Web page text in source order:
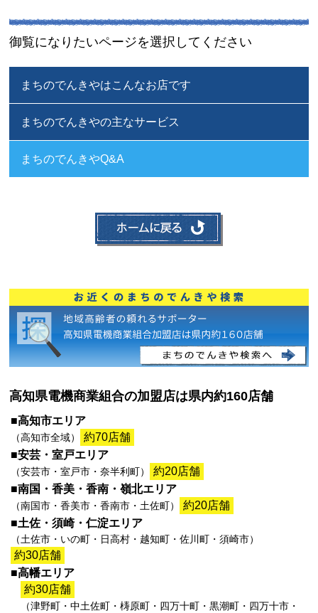
御覧になりたいページを選択してください
まちのでんきやはこんなお店です
まちのでんきやの主なサービス
まちのでんきやQ&A
高知県電機商業組合の加盟店は県内約160店舗
■高知市エリア
（高知市全域）
約70店舗
■安芸・室戸エリア
（安芸市・室戸市・奈半利町）
約20店舗
■南国・香美・香南・嶺北エリア
（南国市・香美市・香南市・土佐町）
約20店舗
■土佐・須崎・仁淀エリア
（土佐市・いの町・日高村・越知町・佐川町・須崎市）
約30店舗
■高幡エリア
約30店舗
（津野町・中土佐町・梼原町・四万十町・黒潮町・四万十市・